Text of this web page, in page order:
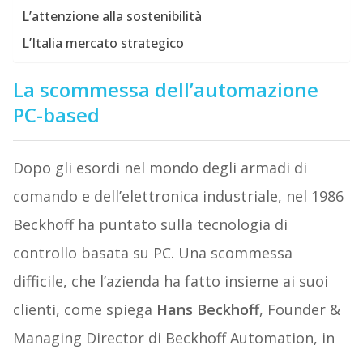
L’attenzione alla sostenibilità
L’Italia mercato strategico
La scommessa dell’automazione
PC-based
Dopo gli esordi nel mondo degli armadi di
comando e dell’elettronica industriale, nel 1986
Beckhoff ha puntato sulla tecnologia di
controllo basata su PC. Una scommessa
difficile, che l’azienda ha fatto insieme ai suoi
clienti, come spiega Hans Beckhoff, Founder &
Managing Director di Beckhoff Automation, in